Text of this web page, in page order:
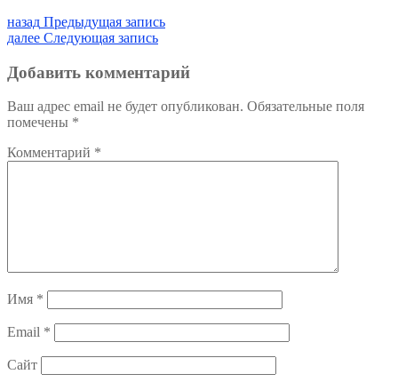
Навигация
по
записям
назад Предыдущая
запись:
Предыдущая запись
далее Следующая
Следующая запись
Добавить комментарий
Ваш адрес email не будет опубликован. Обязательные поля
помечены *
Комментарий *
Имя *
Email *
Сайт